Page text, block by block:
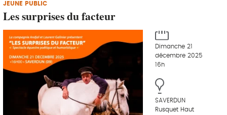
JEUNE PUBLIC
Les surprises du facteur
Dimanche 21
décembre 2025
16h
SAVERDUN
Rusquet Haut